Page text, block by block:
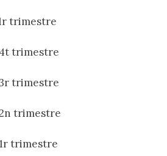
trimestre
4t trimestre
3r trimestre
2n trimestre
1r trimestre